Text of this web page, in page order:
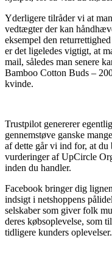
Yderligere tilråder vi at
vedtægter der kan
eksempel den
er det ligeledes vigtigt, at
mail, således man senere
Bamboo Cotton Buds –
kvinde.
Trustpilot genererer
gennemstøve ganske
af dette går vi ind for, at du
vurderinger af UpCircle
inden du handler.
Facebook bringer dig
indsigt i netshoppens
selskaber som giver folk
deres købsoplevelse, som
tidligere kunders oplevelser.